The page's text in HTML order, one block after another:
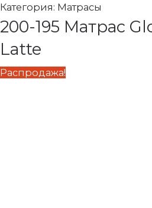
Категория: Матрасы
200-195 Матрас
Latte
Распродажа!